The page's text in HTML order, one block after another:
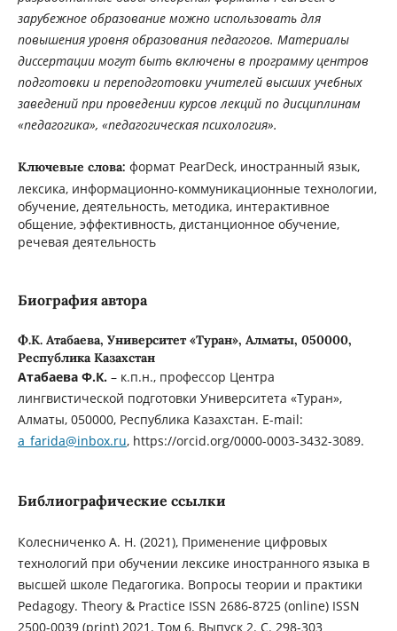
зарубежное образование можно использовать для
повышения уровня образования педагогов. Материалы
диссертации могут быть включены в программу центров
подготовки и переподготовки учителей высших учебных
заведений при проведении курсов лекций по дисциплинам
«педагогика», «педагогическая психология».
Ключевые слова: формат PearDeck, иностранный язык,
лексика, информационно-коммуникационные технологии,
обучение, деятельность, методика, интерактивное
общение, эффективность, дистанционное обучение,
речевая деятельность
Биография автора
Ф.К. Атабаева, Университет «Туран», Алматы, 050000,
Республика Казахстан
Атабаева Ф.К.– к.п.н., профессор Центра
лингвистической подготовки Университета «Туран»,
Алматы, 050000, Республика Казахстан. E-mail:
a_farida@inbox.ru, https://orcid.org/0000-0003-3432-3089.
Библиографические ссылки
Колесниченко А. Н. (2021), Применение цифровых
технологий при обучении лексике иностранного языка в
высшей школе Педагогика. Вопросы теории и практики
Pedagogy. Theory & Practice ISSN 2686-8725 (online) ISSN
2500-0039 (print) 2021. Том 6. Выпуск 2. С. 298-303